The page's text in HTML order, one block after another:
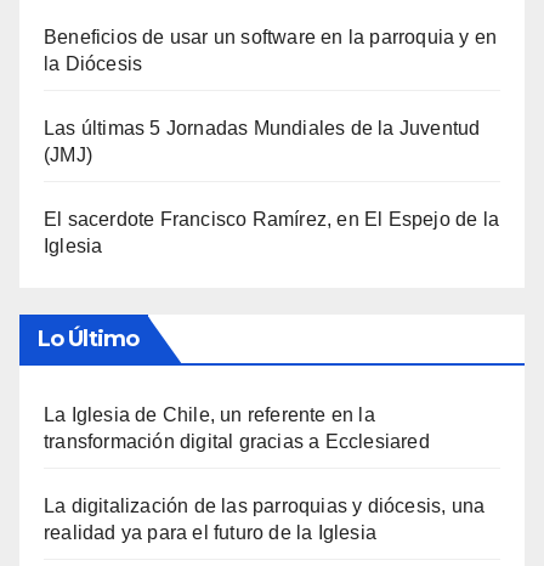
Beneficios de usar un software en la parroquia y en
la Diócesis
Las últimas 5 Jornadas Mundiales de la Juventud
(JMJ)
El sacerdote Francisco Ramírez, en El Espejo de la
Iglesia
Lo Último
La Iglesia de Chile, un referente en la
transformación digital gracias a Ecclesiared
La digitalización de las parroquias y diócesis, una
realidad ya para el futuro de la Iglesia